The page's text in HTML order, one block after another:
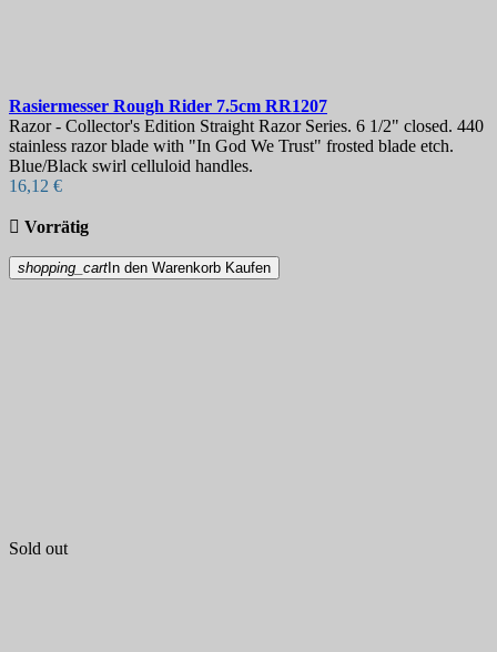
Rasiermesser Rough Rider 7.5cm RR1207
Razor - Collector's Edition Straight Razor Series. 6 1/2" closed. 440
stainless razor blade with "In God We Trust" frosted blade etch.
Blue/Black swirl celluloid handles.
16,12 €
 Vorrätig
shopping_cart In den Warenkorb Kaufen
Sold out